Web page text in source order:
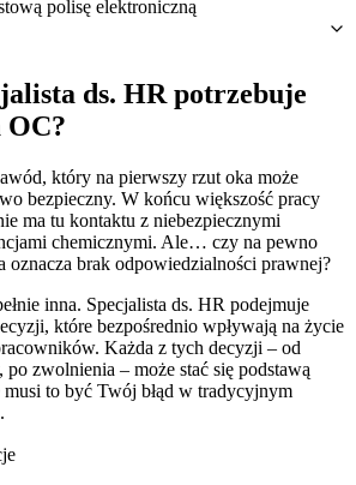
polisę elektroniczną
zawodowego w HR
błędów w pracy HR
ubezpieczenia dla HR
OC mimo braku obowiązku?
szczególnie zalecane?
OC specjalisty ds. HR?
cywilnej zawodowej
zawarte w pakiecie podstawowym
– dodatkowa ochrona za dopłatą
ubezpieczeniowej
specjalisty HR - przykłady
zwolnień
i wynagradzania
danymi pracowniczymi
w miejscu pracy
ds. HR?
na cenę składki
cenowe dla specjalistów HR
vs potencjalna szkoda
OC specjalisty ds. HR?
- które wybrać?
po kroku - szczegółowy przewodnik
i informacje - co przygotować?
zakupu
dla specjalistów HR
w codziennej pracy HR?
procesów HR
- co warto wiedzieć?
ds. HR potrzebuje
OC?
który na pierwszy rzut oka może
bezpieczny. W końcu większość pracy
ma tu kontaktu z niebezpiecznymi
chemicznymi. Ale… czy na pewno
oznacza brak odpowiedzialności prawnej?
inna. Specjalista ds. HR podejmuje
które bezpośrednio wpływają na życie
Każda z tych decyzji – od
zwolnienia – może stać się podstawą
to być Twój błąd w tradycyjnym